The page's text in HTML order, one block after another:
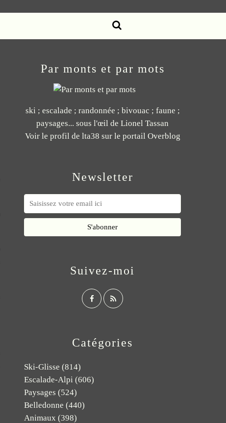
Newsletter
Catégories
Ski-Glisse (814)
Escalade-Alpi (606)
Paysages (524)
Belledonne (440)
Animaux (398)
Par monts et par mots
ski ; escalade ; randonnée ; bivouac ; faune ;
paysages... sous l'œil de Lionel Tassan
Voir le profil de lta38 sur le portail Overblog
Suivez-moi